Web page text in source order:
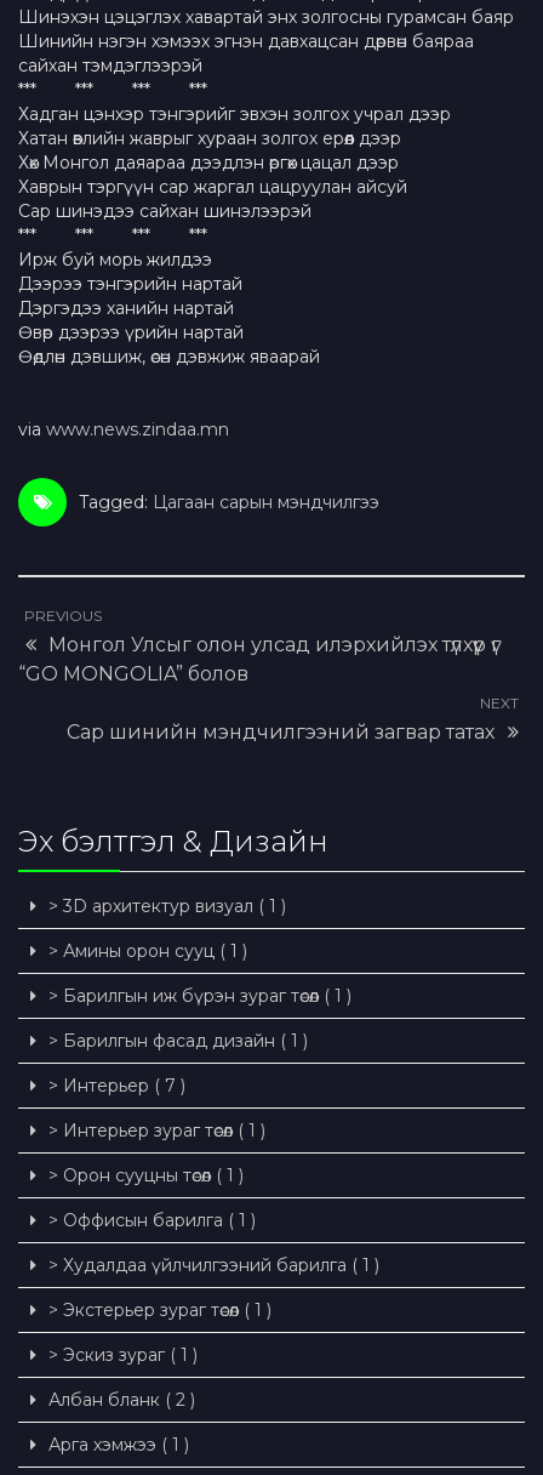
Шинэхэн цэцэглэх хавартай энх золгосны гурамсан баяр
Шинийн нэгэн хэмээх эгнэн давхацсан дөрвөн баяраа
сайхан тэмдэглээрэй
*** *** *** ***
Хадган цэнхэр тэнгэрийг эвхэн золгох учрал дээр
Хатан өвлийн жаврыг хураан золгох ерөөл дээр
Хөх Монгол даяараа дээдлэн өргөх цацал дээр
Хаврын тэргүүн сар жаргал цацруулан айсуй
Сар шинэдээ сайхан шинэлээрэй
*** *** *** ***
Ирж буй морь жилдээ
Дээрээ тэнгэрийн нартай
Дэргэдээ ханийн нартай
Өвөр дээрээ үрийн нартай
Өөдлөн дэвшиж, өсөн дэвжиж яваарай
via www.news.zindaa.mn
Tagged: Цагаан сарын мэндчилгээ
PREVIOUS
Монгол Улсыг олон улсад илэрхийлэх түлхүүр үг
“GO MONGOLIA” болов
NEXT
Сар шинийн мэндчилгээний загвар татах
Эх бэлтгэл & Дизайн
> 3D архитектур визуал ( 1 )
> Амины орон сууц ( 1 )
> Барилгын иж бүрэн зураг төсөл ( 1 )
> Барилгын фасад дизайн ( 1 )
> Интерьер ( 7 )
> Интерьер зураг төсөл ( 1 )
> Орон сууцны төсөл ( 1 )
> Оффисын барилга ( 1 )
> Худалдаа үйлчилгээний барилга ( 1 )
> Экстерьер зураг төсөл ( 1 )
> Эскиз зураг ( 1 )
Албан бланк ( 2 )
Арга хэмжээ ( 1 )